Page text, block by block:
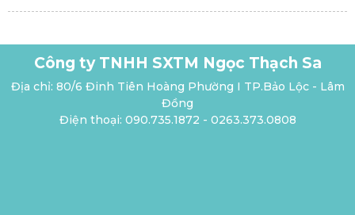
Công ty TNHH SXTM Ngọc Thạch Sa
Địa chỉ: 80/6 Đinh Tiên Hoàng Phường I TP.Bảo Lộc - Lâm
Đồng
Điện thoại: 090.735.1872 - 0263.373.0808